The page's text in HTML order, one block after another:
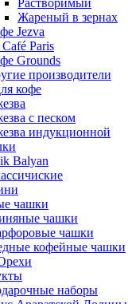
Растворимый
Жареный в зернах
Jezva
Paris
Grounds
производители
кофе
с песком
индукционной
Balyan
чашки
чашки
чашки
кофейные чашки
наборы